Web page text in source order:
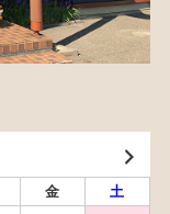
金 土